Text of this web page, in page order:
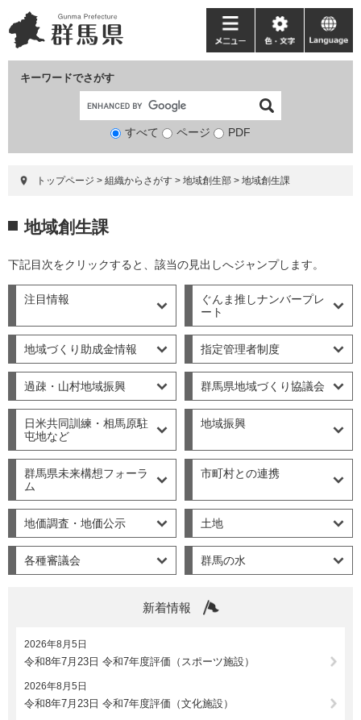
ー
ジ
ニ
ュ
て
キーワードでさがす
検
象
すべて ページ PDF
メ
ニ
ー
色・
文
language
トップページ > 組織からさがす > 地域創生部 > 地域創生課
文 地域創生課
下記目次をクリックすると、該当の見出しへジャンプします。
注目情報
ぐんま推しナンバープレ
ート
地域づくり助成金情報 指定管理者制度
過疎・山村地域振興 群馬県地域づくり協議会
日米共同訓練・相馬原駐
屯地など
地域振興
群馬県未来構想フォーラ
ム
市町村との連携
地価調査・地価公示 土地
各種審議会 群馬の水
新着情報
2026年8月5日
令和8年7月23日 令和7年度評価（スポーツ施設）
2026年8月5日
令和8年7月23日 令和7年度評価（文化施設）